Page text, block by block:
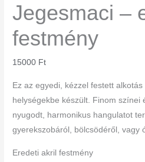
Jegesmaci –
festmény
15000 Ft
Ez az egyedi, kézzel festett
helységekbe készült. Finom színei
nyugodt, harmonikus hangulatot
gyerekszobáról, bölcsödéről, vagy
Eredeti akril festmény